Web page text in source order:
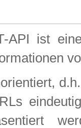
API ist